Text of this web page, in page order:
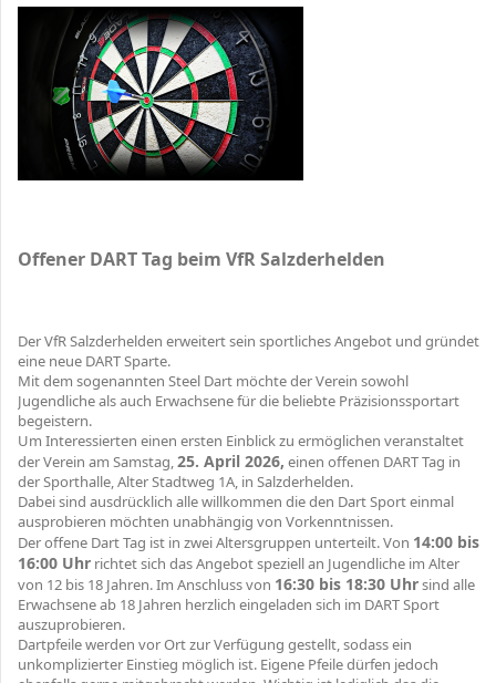
Offener DART Tag beim VfR Salzderhelden
Der VfR Salzderhelden erweitert sein sportliches Angebot und gründet
eine neue DART Sparte.
Mit dem sogenannten Steel Dart möchte der Verein sowohl
Jugendliche als auch Erwachsene für die beliebte Präzisionssportart
begeistern.
Um Interessierten einen ersten Einblick zu ermöglichen veranstaltet
der Verein am Samstag, 25. April 2026, einen offenen DART Tag in
der Sporthalle, Alter Stadtweg 1A, in Salzderhelden.
Dabei sind ausdrücklich alle willkommen die den Dart Sport einmal
ausprobieren möchten unabhängig von Vorkenntnissen.
Der offene Dart Tag ist in zwei Altersgruppen unterteilt. Von 14:00 bis
16:00 Uhr richtet sich das Angebot speziell an Jugendliche im Alter
von 12 bis 18 Jahren. Im Anschluss von 16:30 bis 18:30 Uhrsind alle
Erwachsene ab 18 Jahren herzlich eingeladen sich im DART Sport
auszuprobieren.
Dartpfeile werden vor Ort zur Verfügung gestellt, sodass ein
unkomplizierter Einstieg möglich ist. Eigene Pfeile dürfen jedoch